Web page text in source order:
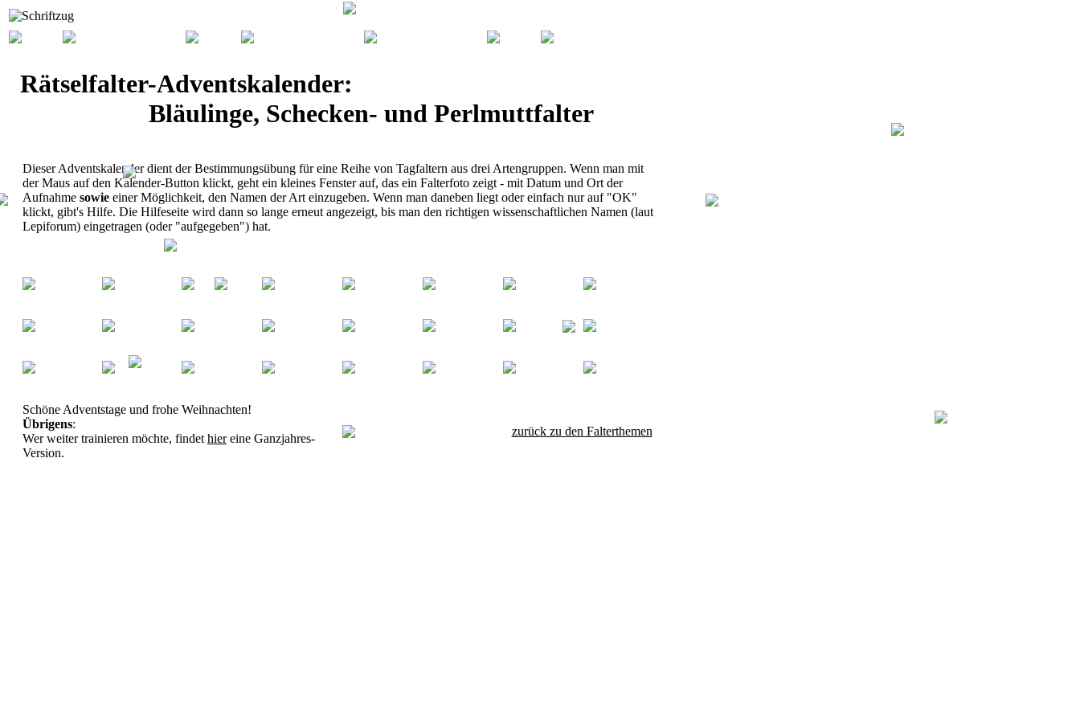
Rätselfalter-Adventskalender:
Bläulinge, Schecken- und Perlmuttfalter
Dieser Adventskalender dient der Bestimmungsübung für eine Reihe von Tagfaltern aus drei Artengruppen. Wenn man mit
der Maus auf den Kalender-Button klickt, geht ein kleines Fenster auf, das ein Falterfoto zeigt - mit Datum und Ort der
Aufnahme sowie einer Möglichkeit, den Namen der Art einzugeben. Wenn man daneben liegt oder einfach nur auf "OK"
klickt, gibt's Hilfe. Die Hilfeseite wird dann so lange erneut angezeigt, bis man den richtigen wissenschaftlichen Namen (laut
Lepiforum) eingetragen (oder "aufgegeben") hat.
Schöne Adventstage und frohe Weihnachten!
Übrigens:
Wer weiter trainieren möchte, findet hiereine Ganzjahres-
Version.
zurück zu den Falterthemen